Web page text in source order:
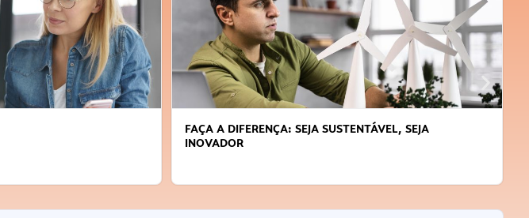
FAÇA A DIFERENÇA: SEJA SUSTENTÁVEL, SEJA
INOVADOR